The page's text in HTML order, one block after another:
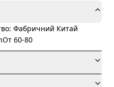
Фабричний Китай
60-80